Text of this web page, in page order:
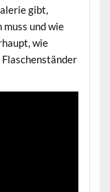
gibt,
und wie
wie